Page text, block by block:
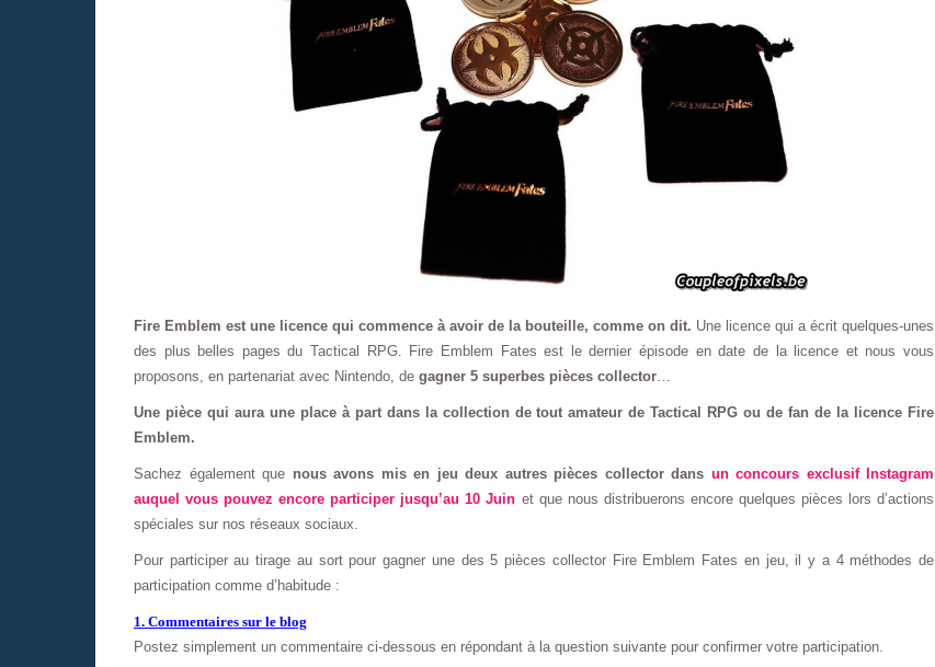
Fire Emblem est une licence qui commence à avoir de la bouteille, comme on dit. Une licence qui a écrit quelques-unes
des plus belles pages du Tactical RPG. Fire Emblem Fates est le dernier épisode en date de la licence et nous vous
proposons, en partenariat avec Nintendo, de gagner 5 superbes pièces collector
Une pièce qui aura une place à part dans la collection de tout amateur de Tactical RPG ou de fan de la licence Fire
Emblem.
Sachez également que nous avons mis en jeu deux autres pièces collector dans un concours exclusif Instagram
auquel vous pouvez encore participer jusqu’au 10 Juin et que nous distribuerons encore quelques pièces lors d’actions
spéciales sur nos réseaux sociaux.
Pour participer au tirage au sort pour gagner une des 5 pièces collector Fire Emblem Fates en jeu, il y a 4 méthodes de
participation comme d’habitude :
1. Commentaires sur le blog
Postez simplement un commentaire ci-dessous en répondant à la question suivante pour confirmer votre participation.